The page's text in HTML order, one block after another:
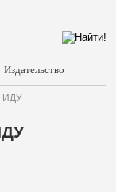
Издательство
ИДУ